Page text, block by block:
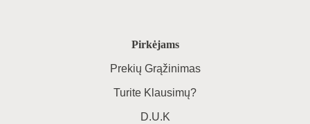
Pirkėjams
Prekių Grąžinimas
Turite Klausimų?
D.U.K